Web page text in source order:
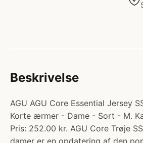
Beskrivelse
AGU AGU Core Essential Jersey
Korte ærmer - Dame - Sort - M.
Pris: 252.00 kr. AGU Core Trøje
damer er en opdatering af den